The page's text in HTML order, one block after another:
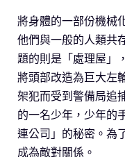
將身體的一部份機械
他們與一般的人類共
題的則是「處理屋」
將頭部改造為巨大左
架犯而受到警備局追
的一名少年，少年的
連公司」的秘密。為
成為敵對關係。